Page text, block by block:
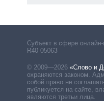
Субъект в сфере
R40-05063
© 2009—2026 «Слово и
охраняются законом.
собой право не
публикуется на сайте,
являются третьи лица.